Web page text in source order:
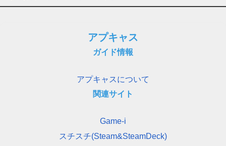
アプキャス
ガイド情報
アプキャスについて
関連サイト
Game-i
スチスチ(Steam&SteamDeck)